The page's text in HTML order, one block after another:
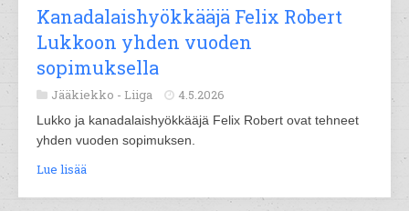
Kanadalaishyökkääjä Felix Robert
Lukkoon yhden vuoden
sopimuksella
Jääkiekko - Liiga 4.5.2026
Lukko ja kanadalaishyökkääjä Felix Robert ovat tehneet
yhden vuoden sopimuksen.
Lue lisää